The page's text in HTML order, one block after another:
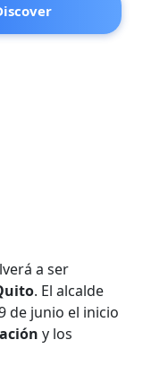
a ser
. El alcalde
de junio el inicio
y los